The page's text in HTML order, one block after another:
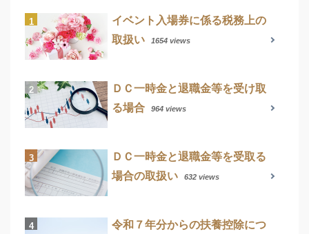
イベント入場券に係る税務上の
取扱い
1654 views
ＤＣ一時金と退職金等を受け取
る場合
964 views
ＤＣ一時金と退職金等を受取る
場合の取扱い
632 views
令和７年分からの扶養控除につ